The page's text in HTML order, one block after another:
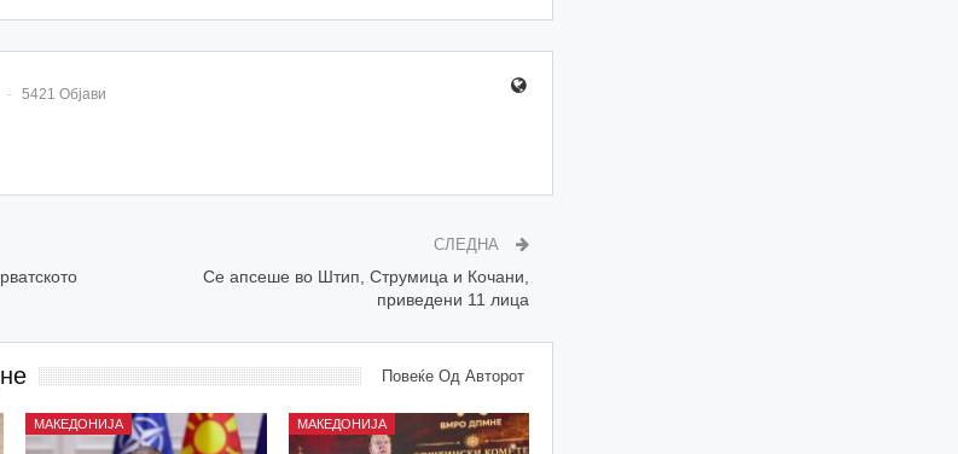
5421 Објави
СЛЕДНА
Се апсеше во Штип, Струмица и Кочани,
приведени 11 лица
Повеќе Од Авторот
МАКЕДОНИЈА МАКЕДОНИЈА